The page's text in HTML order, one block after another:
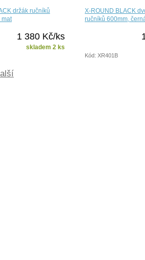
držák ručníků
mat
1 380 Kč/ks
skladem 2 ks
X-ROUND BLACK
ručníků 600mm,
Kód: XR401B